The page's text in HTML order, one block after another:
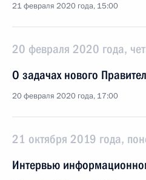
21 февраля 2020 года, 15:00
20 февраля 2020 года,
О задачах нового
20 февраля 2020 года, 17:00
21 октября 2019 года,
Интервью